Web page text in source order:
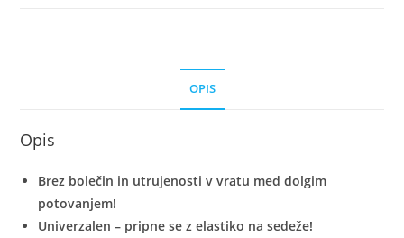
OPIS
Opis
Brez bolečin in utrujenosti v vratu med dolgim
potovanjem!
Univerzalen – pripne se z elastiko na sedeže!